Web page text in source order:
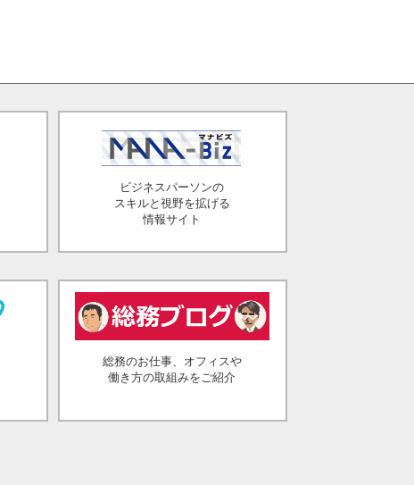
ビジネスパーソンの
スキルと視野を拡げる
情報サイト
総務のお仕事、オフィスや
働き方の取組みをご紹介